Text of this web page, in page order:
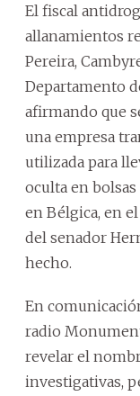
El fiscal
allanamientos
Pereira,
Departamento
afirmando que
una empresa
utilizada para
oculta en
en Bélgica, en
del senador
hecho.
En
radio
revelar el
investigativas,